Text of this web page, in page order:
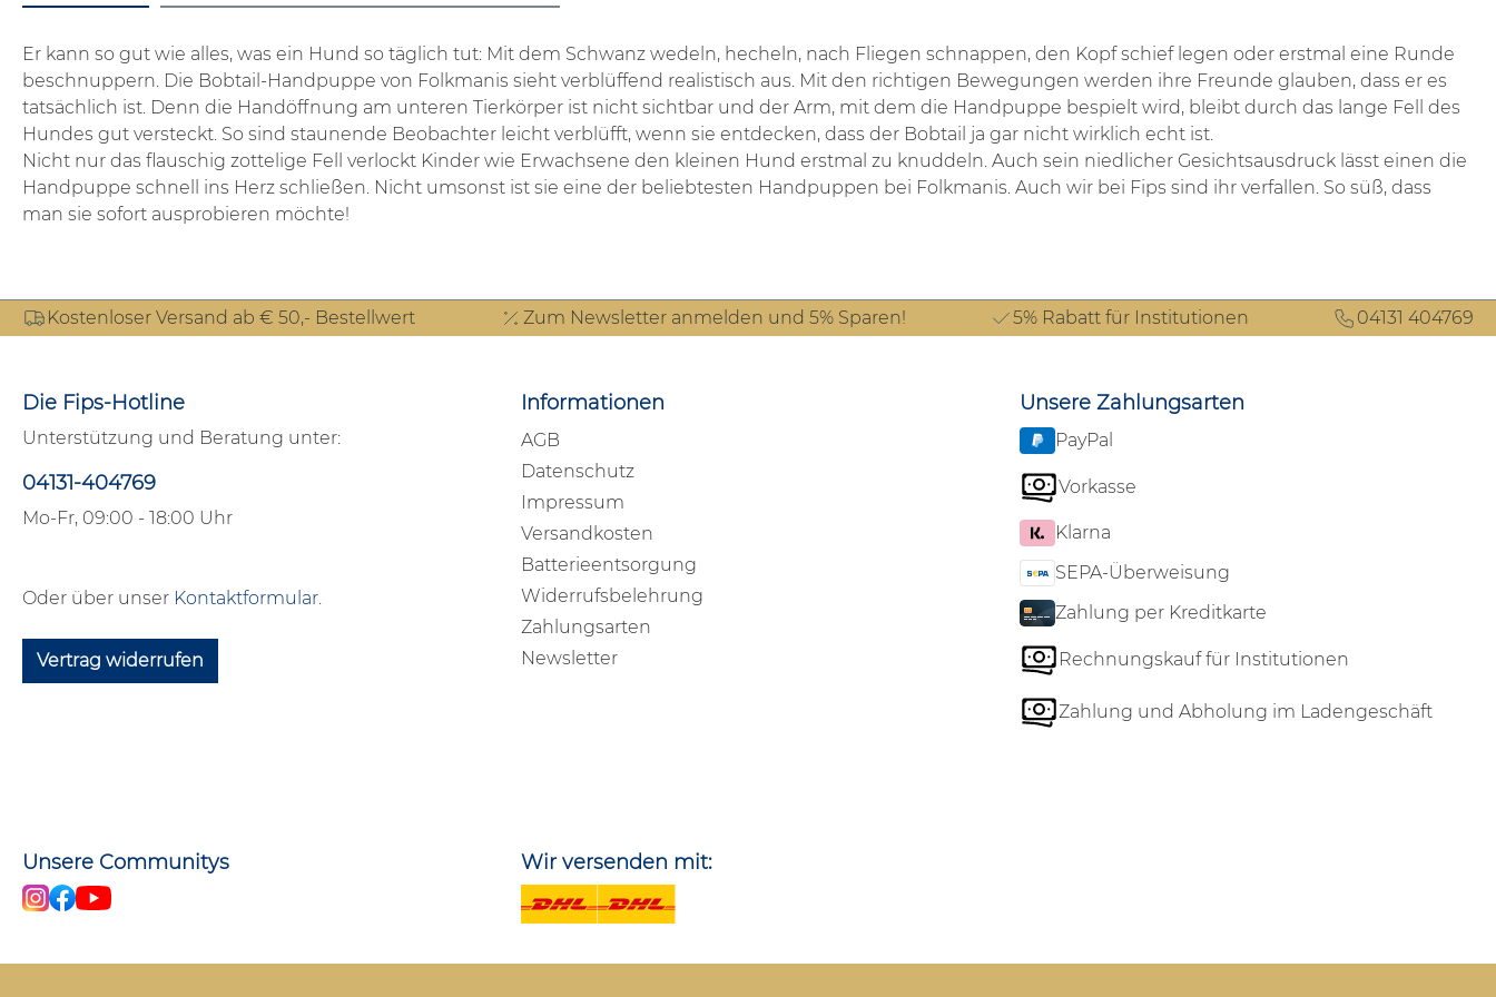
Er kann so gut wie alles, was ein Hund so täglich tut: Mit dem Schwanz wedeln, hecheln, nach Fliegen schnappen, den Kopf schief legen oder erstmal eine Runde
beschnuppern. Die Bobtail-Handpuppe von Folkmanis sieht verblüffend realistisch aus. Mit den richtigen Bewegungen werden ihre Freunde glauben, dass er es
tatsächlich ist. Denn die Handöffnung am unteren Tierkörper ist nicht sichtbar und der Arm, mit dem die Handpuppe bespielt wird, bleibt durch das lange Fell des
Hundes gut versteckt. So sind staunende Beobachter leicht verblüfft, wenn sie entdecken, dass der Bobtail ja gar nicht wirklich echt ist.
Nicht nur das flauschig zottelige Fell verlockt Kinder wie Erwachsene den kleinen Hund erstmal zu knuddeln. Auch sein niedlicher Gesichtsausdruck lässt einen die
Handpuppe schnell ins Herz schließen. Nicht umsonst ist sie eine der beliebtesten Handpuppen bei Folkmanis. Auch wir bei Fips sind ihr verfallen. So süß, dass
man sie sofort ausprobieren möchte!
Kostenloser Versand ab € 50,- Bestellwert Zum Newsletter anmelden und 5% Sparen! 5% Rabatt für Institutionen 04131 404769
Die Fips-Hotline
Unterstützung und Beratung unter:
04131-404769
Mo-Fr, 09:00 - 18:00 Uhr
Oder über unser Kontaktformular.
Vertrag widerrufen
Informationen
AGB
Datenschutz
Impressum
Versandkosten
Batterieentsorgung
Widerrufsbelehrung
Zahlungsarten
Newsletter
Unsere Zahlungsarten
PayPal
Vorkasse
Klarna
SEPA-Überweisung
Zahlung per Kreditkarte
Rechnungskauf für Institutionen
Zahlung und Abholung im Ladengeschäft
Unsere Communitys Wir versenden mit: